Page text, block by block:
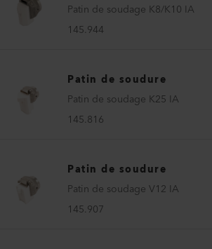
Patin de soudage K8/K10 IA
145.944
Patin de soudure
Patin de soudage K25 IA
145.816
Patin de soudure
Patin de soudage V12 IA
145.907